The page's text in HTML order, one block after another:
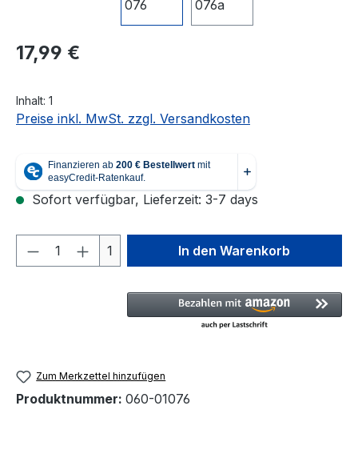
Regulärer Preis:
17,99 €
Inhalt: 1
Preise inkl. MwSt. zzgl. Versandkosten
Sofort verfügbar, Lieferzeit: 3-7 days
Produkt Anzahl: Gib den
1 In den Warenkorb
Zum Merkzettel hinzufügen
Produktnummer: 060-01076